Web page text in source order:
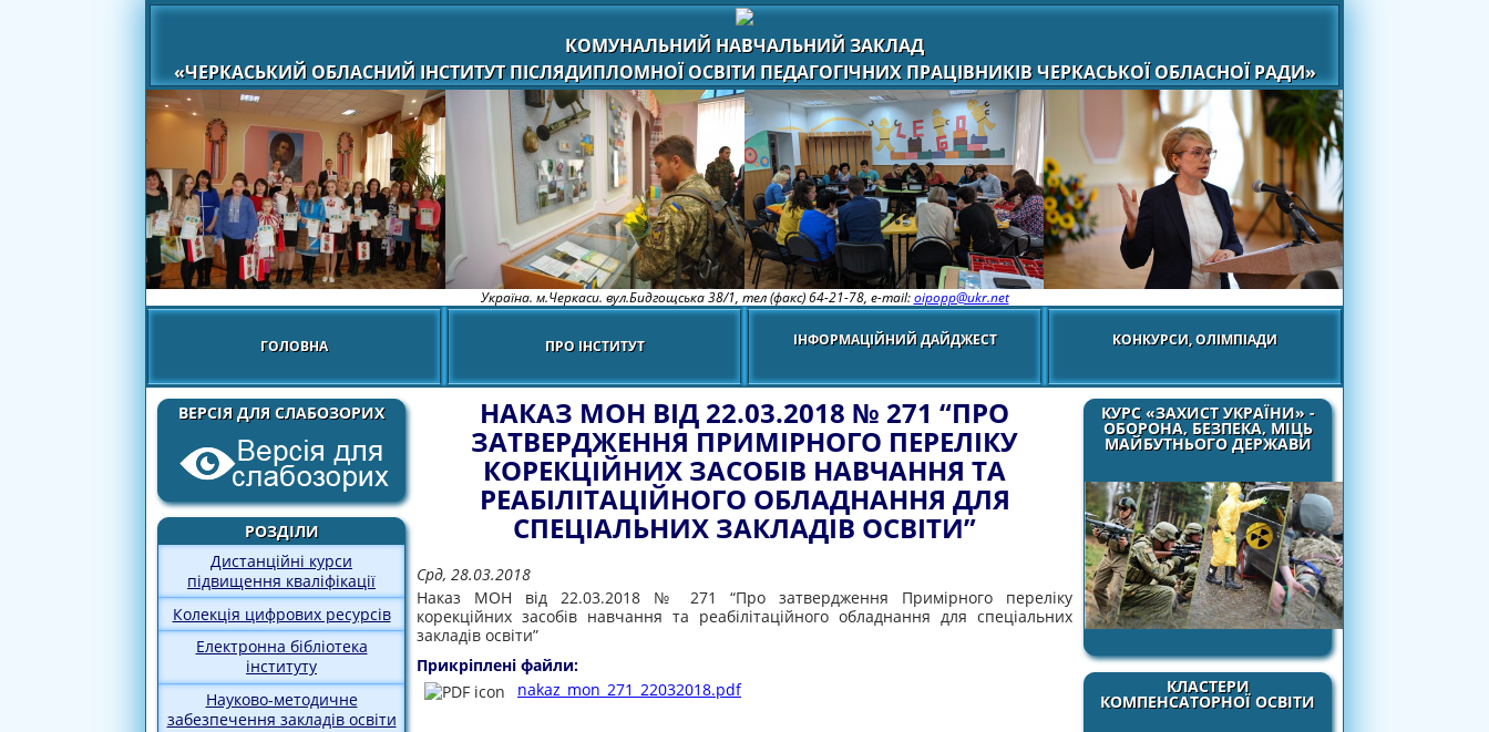
КОМУНАЛЬНИЙ НАВЧАЛЬНИЙ ЗАКЛАД
«ЧЕРКАСЬКИЙ ОБЛАСНИЙ ІНСТИТУТ ПІСЛЯДИПЛОМНОЇ ОСВІТИ ПЕДАГОГІЧНИХ ПРАЦІВНИКІВ ЧЕРКАСЬКОЇ ОБЛАСНОЇ РАДИ»
Україна. м.Черкаси. вул.Бидгощська 38/1, тел (факс) 64-21-78, e-mail:oipopp@ukr.net
ГОЛОВНА ПРО ІНСТИТУТ ІНФОРМАЦІЙНИЙ ДАЙДЖЕСТ КОНКУРСИ, ОЛІМПІАДИ
ВЕРСІЯ ДЛЯ СЛАБОЗОРИХ
РОЗДІЛИ
Дистанційні курси
підвищення кваліфікації
Колекція цифрових ресурсів
Електронна бібліотека
інституту
Науково-методичне
забезпечення закладів освіти
КУРС «ЗАХИСТ УКРАЇНИ» -
ОБОРОНА, БЕЗПЕКА, МІЦЬ
МАЙБУТНЬОГО ДЕРЖАВИ
КЛАСТЕРИ
КОМПЕНСАТОРНОЇ ОСВІТИ
НАКАЗ МОН ВІД 22.03.2018 № 271 “ПРО
ЗАТВЕРДЖЕННЯ ПРИМІРНОГО ПЕРЕЛІКУ
КОРЕКЦІЙНИХ ЗАСОБІВ НАВЧАННЯ ТА
РЕАБІЛІТАЦІЙНОГО ОБЛАДНАННЯ ДЛЯ
СПЕЦІАЛЬНИХ ЗАКЛАДІВ ОСВІТИ”
Срд, 28.03.2018
Наказ МОН від 22.03.2018 № 271 “Про затвердження Примірного переліку
корекційних засобів навчання та реабілітаційного обладнання для спеціальних
закладів освіти”
Прикріплені файли:
nakaz_mon_271_22032018.pdf